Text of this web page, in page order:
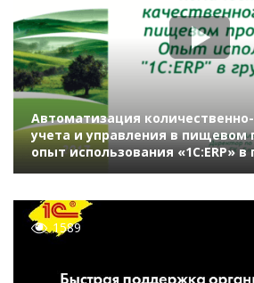
Автоматизация
учета и управления в пищевом
опыт использования «1С:ERP» в
1589